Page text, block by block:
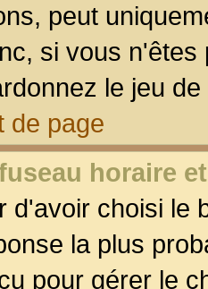
peut
si vous
le jeu
de page
horaire
d'avoir choisi le
la plus
pour gérer le